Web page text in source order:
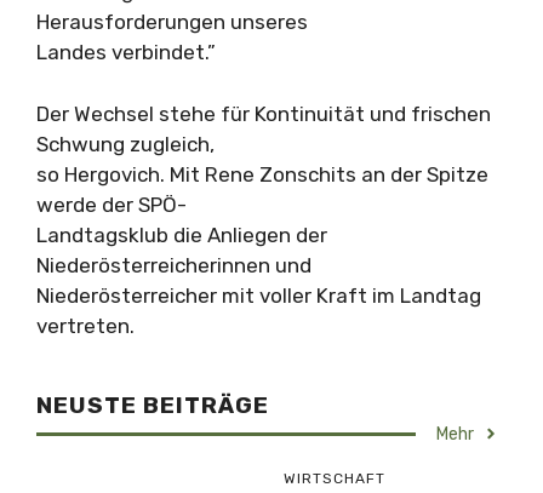
Herausforderungen unseres
Landes verbindet.”
Der Wechsel stehe für Kontinuität und frischen
Schwung zugleich,
so Hergovich. Mit Rene Zonschits an der Spitze
werde der SPÖ-
Landtagsklub die Anliegen der
Niederösterreicherinnen und
Niederösterreicher mit voller Kraft im Landtag
vertreten.
NEUSTE BEITRÄGE
Mehr
WIRTSCHAFT